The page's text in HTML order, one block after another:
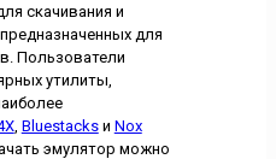
скачивания и
для
Пользователи
утилиты,
, Bluestacksи Nox
эмулятор можно